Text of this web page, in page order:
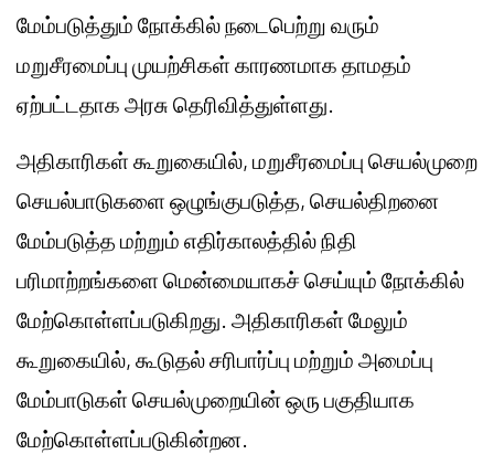
மேம்படுத்தும் நோக்கில் நடைபெற்று வரும்
மறுசீரமைப்பு முயற்சிகள் காரணமாக தாமதம்
ஏற்பட்டதாக அரசு தெரிவித்துள்ளது.
அதிகாரிகள் கூறுகையில், மறுசீரமைப்பு செயல்முறை
செயல்பாடுகளை ஒழுங்குபடுத்த, செயல்திறனை
மேம்படுத்த மற்றும் எதிர்காலத்தில் நிதி
பரிமாற்றங்களை மென்மையாகச் செய்யும் நோக்கில்
மேற்கொள்ளப்படுகிறது. அதிகாரிகள் மேலும்
கூறுகையில், கூடுதல் சரிபார்ப்பு மற்றும் அமைப்பு
மேம்பாடுகள் செயல்முறையின் ஒரு பகுதியாக
மேற்கொள்ளப்படுகின்றன.